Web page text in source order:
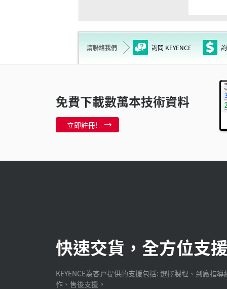
需要奈米等
請聯絡我們 詢問 KEYENCE
免費下載數萬本技術資料
立即註冊!
快速交貨，全方位支
KEYENCE為客戸提供的支援包括: 選擇製程、到廠指導
作、售後支援。